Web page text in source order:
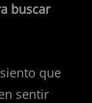
buscar
que
sentir